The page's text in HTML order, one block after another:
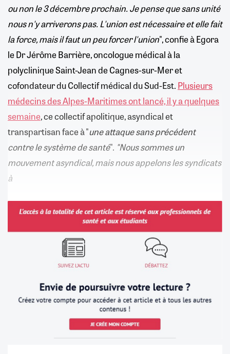
ou non le 3 décembre prochain. Je pense que sans unité
nous n'y arriverons pas. L'union est nécessaire et elle fait
la force, mais il faut un peu forcer l'union", confie à Egora
le Dr Jérôme Barrière, oncologue médical à la
polyclinique Saint-Jean de Cagnes-sur-Mer et
cofondateur du Collectif médical du Sud-Est. Plusieurs
médecins des Alpes-Maritimes ont lancé, il y a quelques
semaine, ce collectif apolitique, asyndical et
transpartisan face à "une attaque sans précédent
contre le système de santé". "Nous sommes un
mouvement asyndical, mais nous appelons les syndicats
à